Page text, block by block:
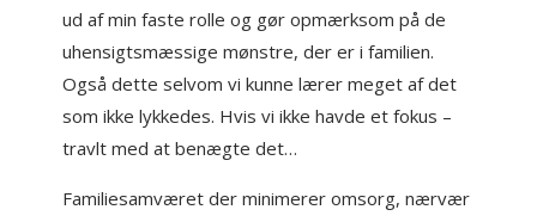
ud af min faste rolle og gør opmærksom på de
uhensigtsmæssige mønstre, der er i familien.
Også dette selvom vi kunne lærer meget af det
som ikke lykkedes. Hvis vi ikke havde et fokus –
travlt med at benægte det…
Familiesamværet der minimerer omsorg, nærvær